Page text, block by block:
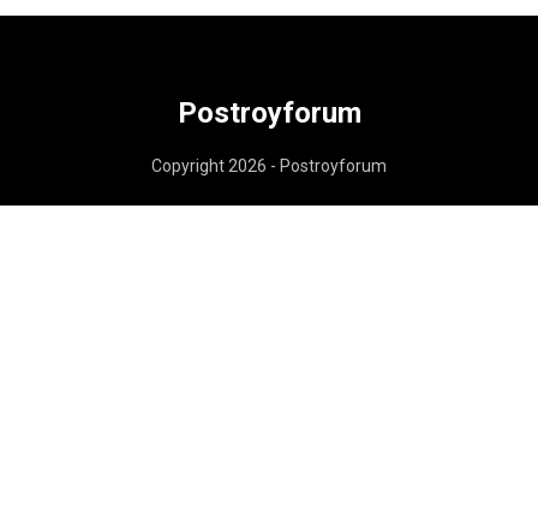
Postroyforum
Copyright 2026 - Postroyforum